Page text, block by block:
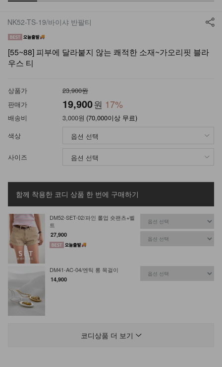
NK52-TS-19/바이샤 반팔티
[55~88] 피부에 달라붙지 않는 쾌적한 소재~가오리핏 블라
우스 티
상품가
23,900원
판매가
19,900원 17%
배송비 3,000원 (70,000이상 무료)
색상
사이즈
함께 착용한 코디 상품 한 번에 구매하기
DM52-SET-02/파인 롤업 숏팬츠+벨
트
27,900
DM41-AC-04/엔틱 롱 목걸이
14,900
코디상품 더 보기